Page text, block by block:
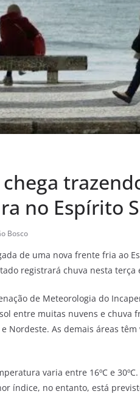
no Espírito
Bosco
de uma nova frente fria ao
registrará chuva nesta
de Meteorologia do
entre muitas nuvens e chuva
Nordeste. As demais áreas
varia entre 16ºC e
índice, no entanto, está